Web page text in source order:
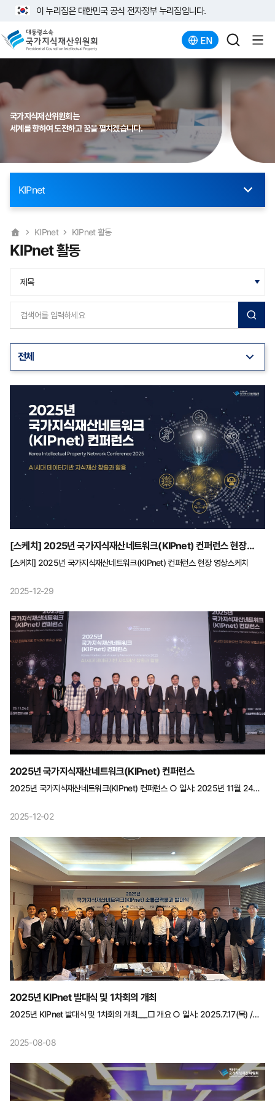
이 누리집은 대한민국 공식 전자정부 누리집입니다.
EN
국가지식재산위원회는
세계를 향하여 도전하고 꿈을 펼치겠습니다.
KIPnet
KIPnet KIPnet 활동
KIPnet 활동
[스케치] 2025년 국가지식재산네트워크(KIPnet) 컨퍼런스 현장
영상스케치
[스케치] 2025년 국가지식재산네트워크(KIPnet) 컨퍼런스 현장 영상스케치
2025-12-29
2025년 국가지식재산네트워크(KIPnet) 컨퍼런스
2025년 국가지식재산네트워크(KIPnet) 컨퍼런스 ○ 일시: 2025년 11월 24일
2025-12-02
2025년 KIPnet 발대식 및 1차회의 개최
2025년 KIPnet 발대식 및 1차회의 개최___□ 개요 ○ 일시: 2025.7.17(목) /
15명 - 지재단(4명) : 지식재산전략기획단장, 활용정책과장 등 4명 - 수행기관 :
(KIPnet) 소통협력분과 운영 방향 및 세부 연구주제 논의(소위원회 별)
2025-08-08